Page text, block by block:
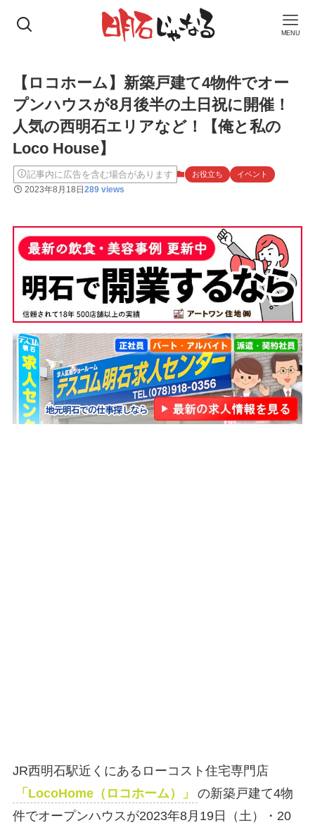
MENU
【ロコホーム】新築戸建て4物件でオー
プンハウスが8月後半の土日祝に開催！
人気の西明石エリアなど！【俺と私の
Loco House】
記事内に広告を含む場合があります お役立ち イベント
2023年8月18日289 views
JR西明石駅近くにあるローコスト住宅専門店
「LocoHome（ロコホーム）」
の新築戸建て4物
件でオープンハウスが2023年8月19日（土）・20